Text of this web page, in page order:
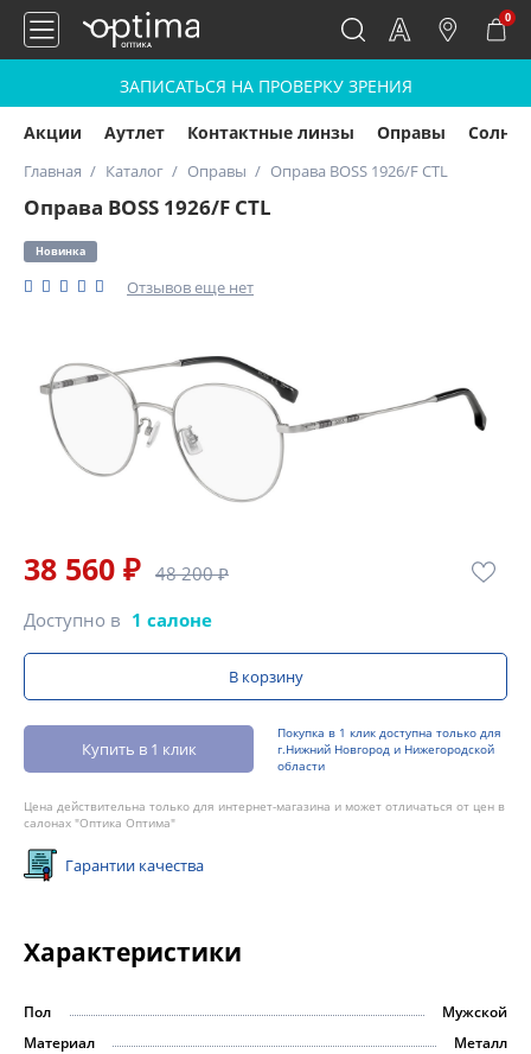
0
ЗАПИСАТЬСЯ НА ПРОВЕРКУ ЗРЕНИЯ
Акции Аутлет Контактные линзы Оправы
Главная Каталог Оправы Оправа BOSS 1926/F CTL
Оправа BOSS 1926/F CTL
Новинка
Отзывов еще нет
38 560 ₽ 48 200 ₽
Доступно в 1 салоне
В корзину
Купить в 1 клик
Покупка в 1 клик доступна только для
г.Нижний Новгород и Нижегородской
области
Цена действительна только для интернет-магазина и может отличаться от цен в
салонах "Оптика Оптима"
Гарантии качества
Характеристики
Пол
Мужской
Материал
Металл